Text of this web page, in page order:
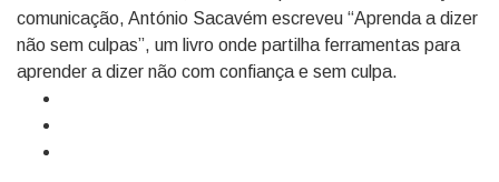
comunicação, António Sacavém escreveu “Aprenda a dizer
não sem culpas”, um livro onde partilha ferramentas para
aprender a dizer não com confiança e sem culpa.